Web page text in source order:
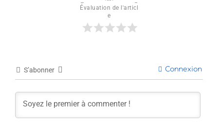
Évaluation de l'articl
e
S’abonner Connexion